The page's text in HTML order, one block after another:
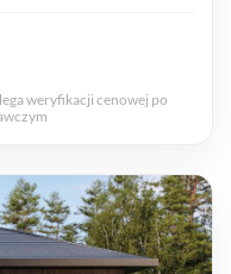
weryfikacji cenowej po